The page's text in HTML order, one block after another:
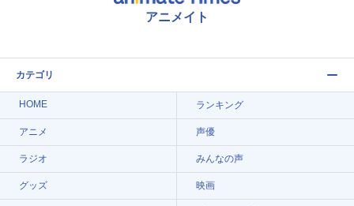
アニメイト
カテゴリ
HOME ランキング
アニメ 声優
ラジオ みんなの声
グッズ 映画